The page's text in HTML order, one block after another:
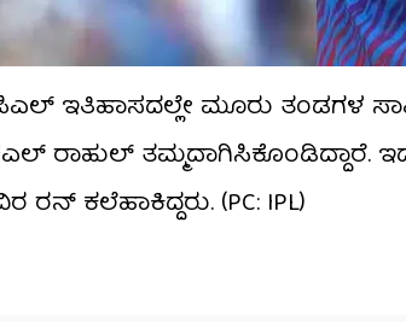
ಇತಿಹಾಸದಲ್ಲೇ ಮೂರು ತಂಡಗಳ
ರಾಹುಲ್ ತಮ್ಮದಾಗಿಸಿಕೊಂಡಿದ್ದಾರೆ.
ರನ್ ಕಲೆಹಾಕಿದ್ದರು. (PC: IPL)